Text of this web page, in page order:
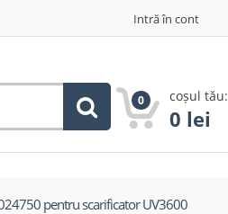
Intră în cont
0 coșul tău:
0 lei
pentru scarificator UV3600